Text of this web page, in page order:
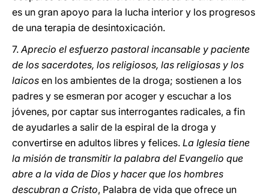
es un gran apoyo para la lucha interior y los progresos
de una terapia de desintoxicación.
7.Aprecio el esfuerzo pastoral incansable y paciente
de los sacerdotes, los religiosos, las religiosas y los
laicos en los ambientes de la droga; sostienen a los
padres y se esmeran por acoger y escuchar a los
jóvenes, por captar sus interrogantes radicales, a fin
de ayudarles a salir de la espiral de la droga y
convertirse en adultos libres y felices. La Iglesia tiene
la misión de transmitir la palabra del Evangelio que
abre a la vida de Dios y hacer que los hombres
descubran a Cristo, Palabra de vida que ofrece un